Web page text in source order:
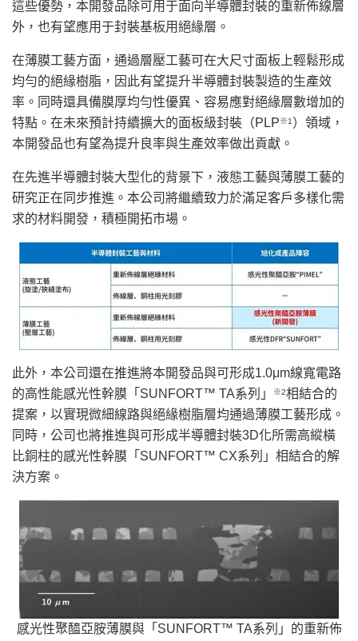
這些優勢，本開發品除可用于面向半導體封裝的重新佈線層
外，也有望應用于封裝基板用絕緣層。
在薄膜工藝方面，通過層壓工藝可在大尺寸面板上輕鬆形成
均勻的絕緣樹脂，因此有望提升半導體封裝製造的生產效
率。同時還具備膜厚均勻性優異、容易應對絕緣層數增加的
特點。在未來預計持續擴大的面板級封裝（PLP※1 ）領域，
本開發品也有望為提升良率與生產效率做出貢獻。
在先進半導體封裝大型化的背景下，液態工藝與薄膜工藝的
研究正在同步推進。本公司將繼續致力於滿足客戶多樣化需
求的材料開發，積極開拓市場。
此外，本公司還在推進將本開發品與可形成1.0μm線寬電路
的高性能感光性幹膜 「 SUNFORT™ TA系列 」 ※2相結合的
提案，以實現微細線路與絕緣樹脂層均通過薄膜工藝形成。
同時，公司也將推進與可形成半導體封裝3D化所需高縱橫
比銅柱的感光性幹膜 「 SUNFORT™ CX系列 」 相結合的解
決方案。
感光性聚醯亞胺薄膜與「SUNFORT™ TA系列」的重新佈